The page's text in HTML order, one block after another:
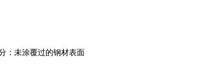
：未涂覆过的钢材表面